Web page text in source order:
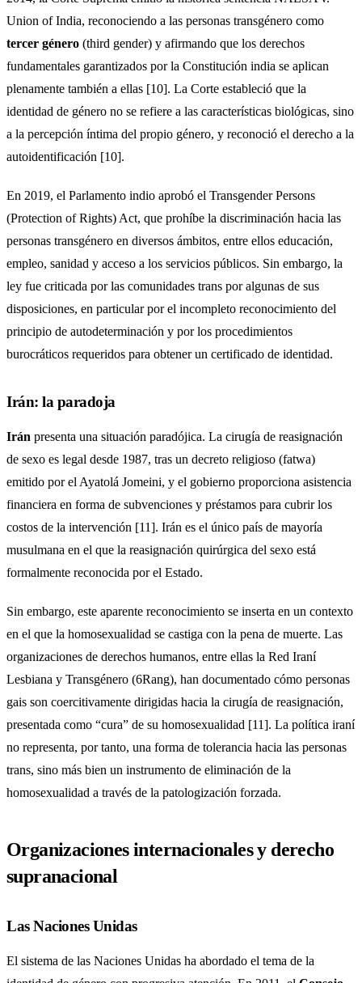
Union of India, reconociendo a las personas transgénero como
tercer género (third gender) y afirmando que los derechos
fundamentales garantizados por la Constitución india se aplican
plenamente también a ellas [10]. La Corte estableció que la
identidad de género no se refiere a las características biológicas, sino
a la percepción íntima del propio género, y reconoció el derecho a la
autoidentificación [10].
En 2019, el Parlamento indio aprobó el Transgender Persons
(Protection of Rights) Act, que prohíbe la discriminación hacia las
personas transgénero en diversos ámbitos, entre ellos educación,
empleo, sanidad y acceso a los servicios públicos. Sin embargo, la
ley fue criticada por las comunidades trans por algunas de sus
disposiciones, en particular por el incompleto reconocimiento del
principio de autodeterminación y por los procedimientos
burocráticos requeridos para obtener un certificado de identidad.
Irán: la paradoja
Irán presenta una situación paradójica. La cirugía de reasignación
de sexo es legal desde 1987, tras un decreto religioso (fatwa)
emitido por el Ayatolá Jomeini, y el gobierno proporciona asistencia
financiera en forma de subvenciones y préstamos para cubrir los
costos de la intervención [11]. Irán es el único país de mayoría
musulmana en el que la reasignación quirúrgica del sexo está
formalmente reconocida por el Estado.
Sin embargo, este aparente reconocimiento se inserta en un contexto
en el que la homosexualidad se castiga con la pena de muerte. Las
organizaciones de derechos humanos, entre ellas la Red Iraní
Lesbiana y Transgénero (6Rang), han documentado cómo personas
gais son coercitivamente dirigidas hacia la cirugía de reasignación,
presentada como “cura” de su homosexualidad [11]. La política iraní
no representa, por tanto, una forma de tolerancia hacia las personas
trans, sino más bien un instrumento de eliminación de la
homosexualidad a través de la patologización forzada.
Organizaciones internacionales y derecho
supranacional
Las Naciones Unidas
El sistema de las Naciones Unidas ha abordado el tema de la